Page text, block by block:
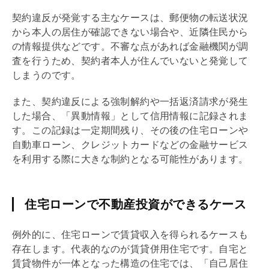
契約違反が発覚する主なケースは、郵便物の転送状況
から本人の居住が確認できない場合や、近隣住民から
の情報提供などです。不審な点があれば金融機関が調
査を行うため、契約者本人が住んでいないと発覚して
しまうのです。
また、契約違反による強制解約や一括返済請求が発生
した場合、「異動情報」として信用情報に記録されま
す。この記録は一定期間残り、その後の住宅ローンや
自動車ローン、クレジットカードなどの金融サービス
を利用する際に大きな制約となる可能性があります。
住宅ローンで不動産投資ができるケース
例外的に、 住宅ローンで賃貸収入を得られるケースも
存在します。代表的なのが賃貸併用住宅です。自宅と
賃貸物件が一体となった構造の住宅では、「自己居住